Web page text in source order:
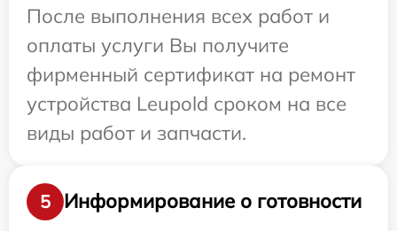
После выполнения всех работ и
оплаты услуги Вы получите
фирменный сертификат на ремонт
устройства Leupold сроком на все
виды работ и запчасти.
5
Информирование о готовности